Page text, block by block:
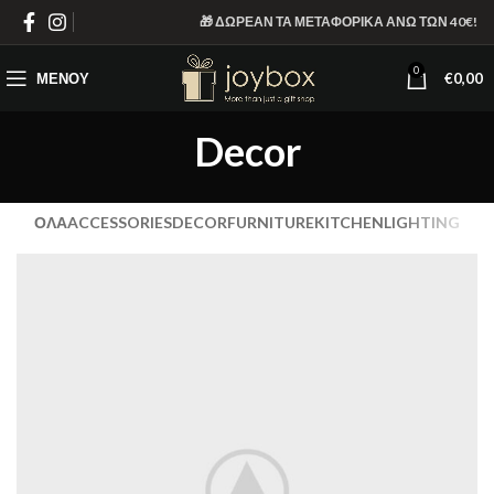
🎁 ΔΩΡΕΑΝ ΤΑ ΜΕΤΑΦΟΡΙΚΑ ΑΝΩ ΤΩΝ 40€!
ΜΕΝΟΎ 0 €0,00
Decor
ΌΛΑACCESSORIESDECORFURNITUREKITCHENLIGHTING